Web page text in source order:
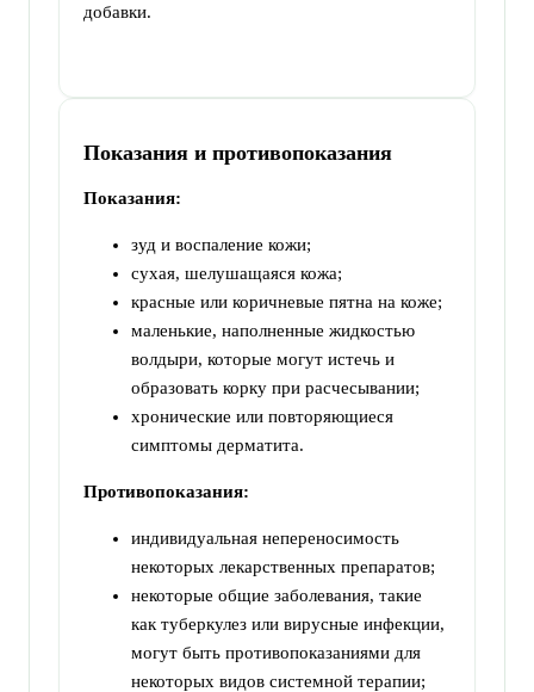
добавки.
Показания и противопоказания
Показания:
зуд и воспаление кожи;
сухая, шелушащаяся кожа;
красные или коричневые пятна на коже;
маленькие, наполненные жидкостью
волдыри, которые могут истечь и
образовать корку при расчесывании;
хронические или повторяющиеся
симптомы дерматита.
Противопоказания:
индивидуальная непереносимость
некоторых лекарственных препаратов;
некоторые общие заболевания, такие
как туберкулез или вирусные инфекции,
могут быть противопоказаниями для
некоторых видов системной терапии;